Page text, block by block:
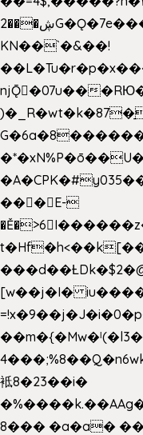
2���ڜG�Ǫ�7e����u�υ��%�U胜
KN��`�&��!
njǬ�07u��
���E-
[w��j�I�
袛8�23��i�
8��� �a�a�